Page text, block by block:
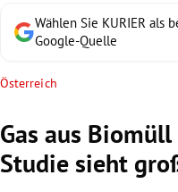
Untermenü
Untermenü
Untermenü
Untermenü
Wählen Sie KURIER als
Google-Quelle
Österreich
Gas aus
Studie sieht